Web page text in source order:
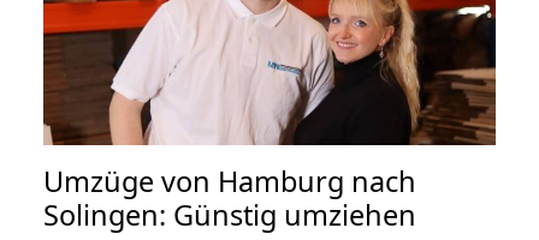
Umzüge von Hamburg nach
Solingen: Günstig umziehen